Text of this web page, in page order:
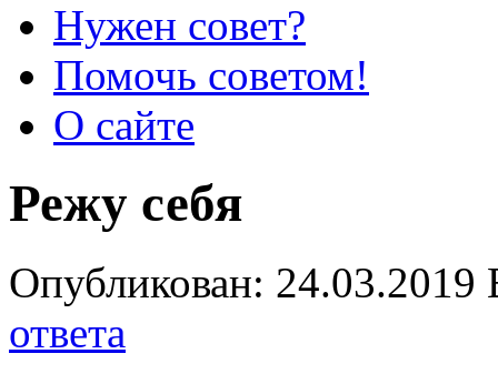
Нужен совет?
Помочь советом!
О сайте
Режу себя
Опубликован:
ответа